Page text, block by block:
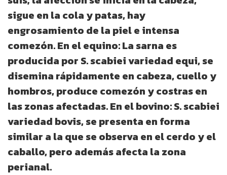
sigue en la cola y patas, hay
engrosamiento de la piel e intensa
comezón. En el equino: La sarna es
producida por S. scabiei variedad equi, se
disemina rápidamente en cabeza, cuello y
hombros, produce comezón y costras en
las zonas afectadas. En el bovino: S. scabiei
variedad bovis, se presenta en forma
similar a la que se observa en el cerdo y el
caballo, pero además afecta la zona
perianal.